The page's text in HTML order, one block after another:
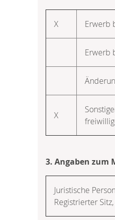
X Erwerb
Erwerb
X
3. Angaben
Juristische
Registrierter Sitz,